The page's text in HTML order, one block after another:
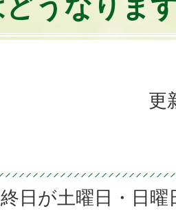
更
日が土曜日・日